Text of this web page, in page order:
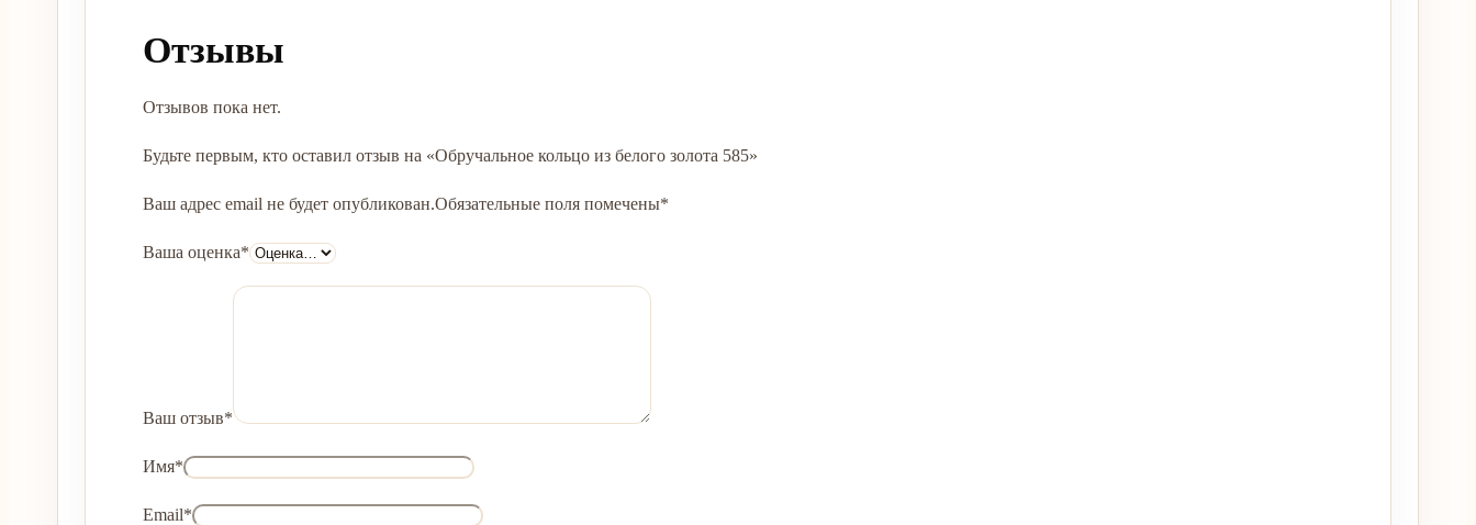
Отзывы
Отзывов пока нет.
Будьте первым, кто оставил отзыв на «Обручальное кольцо из белого золота 585»
Ваш адрес email не будет опубликован.Обязательные поля помечены*
Ваша оценка*
Ваш отзыв*
Имя*
Email*